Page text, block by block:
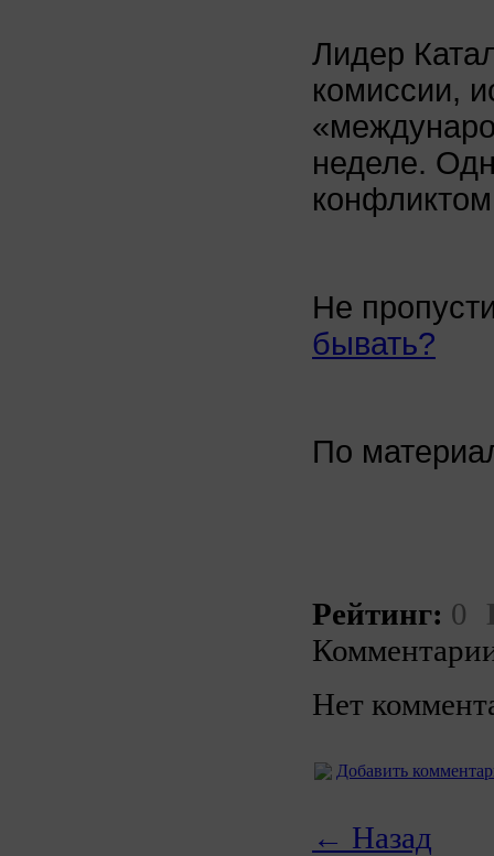
Лидер
комиссии,
неделе.
Не
бывать?
По
Рейтинг: 0
Нет
Добавить
← Назад